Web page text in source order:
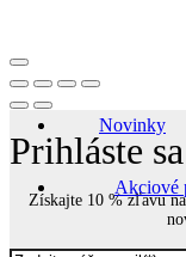
Novinky
Akciové
Prihláste
Získajte 10 % zľavu